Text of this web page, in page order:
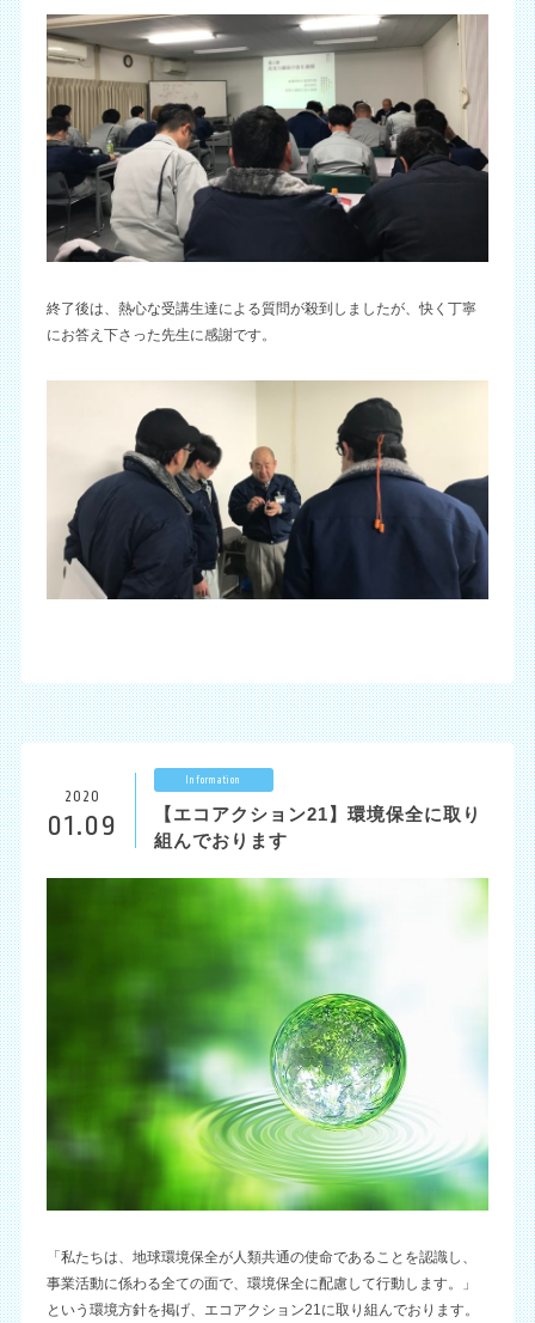
終了後は、熱心な受講生達による質問が殺到しましたが、快く丁寧
にお答え下さった先生に感謝です。
2020
01.09
Information
【エコアクション21】環境保全に取り
組んでおります
「私たちは、地球環境保全が人類共通の使命であることを認識し、
事業活動に係わる全ての面で、環境保全に配慮して行動します。」
という環境方針を掲げ、エコアクション21に取り組んでおります。